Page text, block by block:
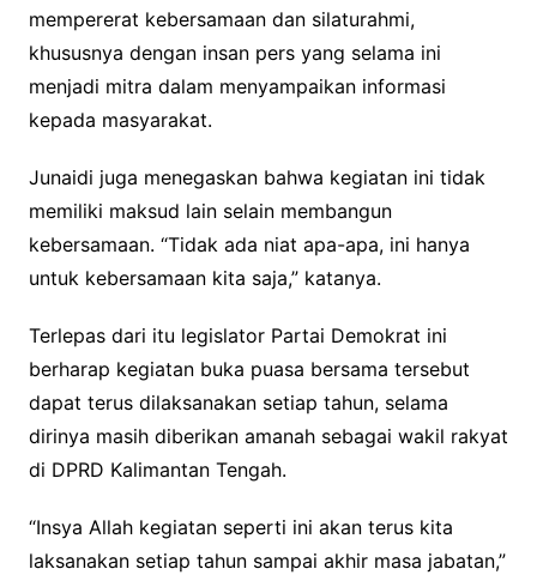
mempererat kebersamaan dan silaturahmi,
khususnya dengan insan pers yang selama ini
menjadi mitra dalam menyampaikan informasi
kepada masyarakat.
Junaidi juga menegaskan bahwa kegiatan ini tidak
memiliki maksud lain selain membangun
kebersamaan. “Tidak ada niat apa-apa, ini hanya
untuk kebersamaan kita saja,” katanya.
Terlepas dari itu legislator Partai Demokrat ini
berharap kegiatan buka puasa bersama tersebut
dapat terus dilaksanakan setiap tahun, selama
dirinya masih diberikan amanah sebagai wakil rakyat
di DPRD Kalimantan Tengah.
“Insya Allah kegiatan seperti ini akan terus kita
laksanakan setiap tahun sampai akhir masa jabatan,”